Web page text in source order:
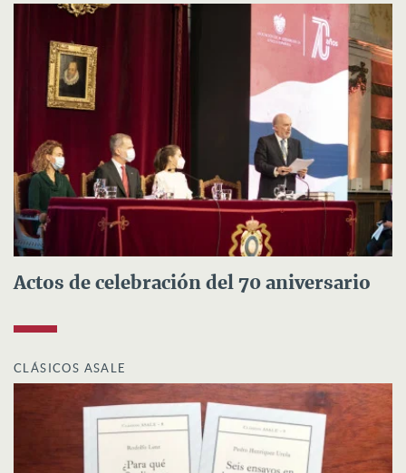
Actos de celebración del 70 aniversario
CLÁSICOS ASALE